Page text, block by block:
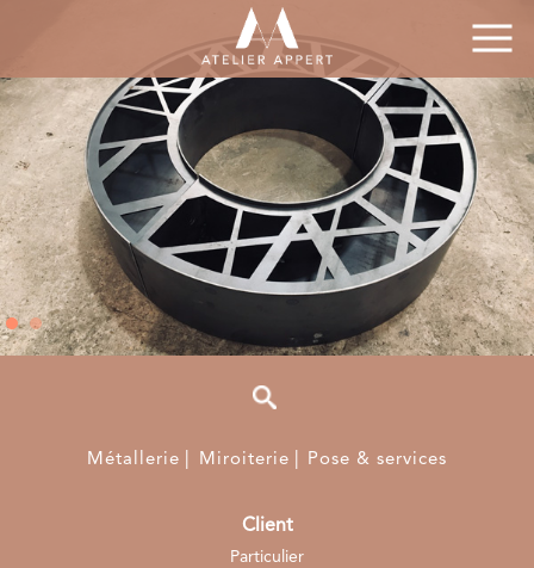
Métallerie Miroiterie Pose & services
Client
Particulier